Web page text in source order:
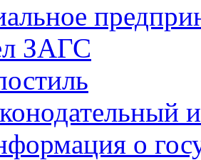
ЗАГС
о